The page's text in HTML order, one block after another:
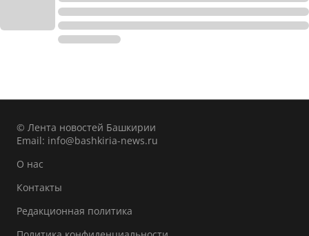
© Лента новостей Башкирии
Email: info@bashkiria-news.ru
О нас
Контакты
Редакционная политика